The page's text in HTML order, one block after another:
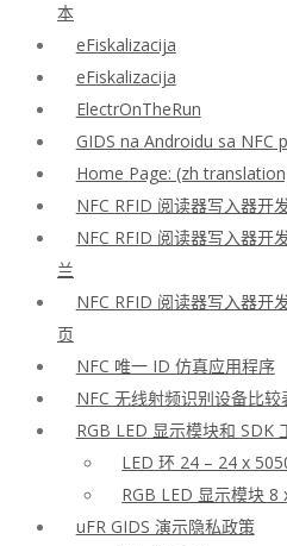
本
eFiskalizacija
eFiskalizacija
ElectrOnTheRun
GIDS na Androidu sa NFC
Home Page: (zh
NFC RFID 阅读器写入器开
NFC RFID 阅读器写入器开
兰
NFC RFID 阅读器写入器开
页
NFC 唯一 ID 仿真应用程序
NFC 无线射频识别设备比较
RGB LED 显示模块和 SDK
LED 环 24 – 24 x
RGB LED 显示模块 8
uFR GIDS 演示隐私政策